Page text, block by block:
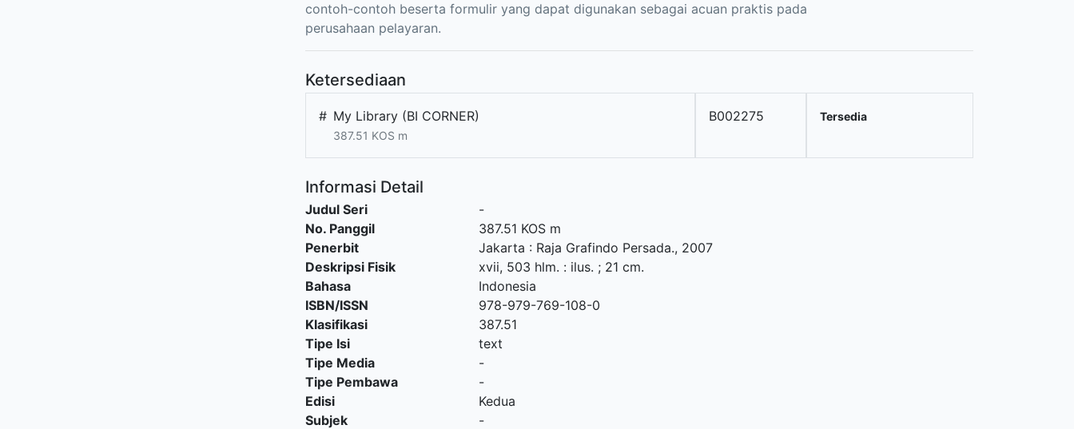
contoh-contoh beserta formulir yang dapat digunakan sebagai acuan praktis pada
perusahaan pelayaran.
Ketersediaan
# My Library (BI CORNER)
387.51 KOS m
B002275 Tersedia
Informasi Detail
Judul Seri
-
No. Panggil
387.51 KOS m
Penerbit
Jakarta : Raja Grafindo Persada., 2007
Deskripsi Fisik
xvii, 503 hlm. : ilus. ; 21 cm.
Bahasa
Indonesia
ISBN/ISSN
978-979-769-108-0
Klasifikasi
387.51
Tipe Isi
text
Tipe Media
-
Tipe Pembawa
-
Edisi
Kedua
Subjek
-